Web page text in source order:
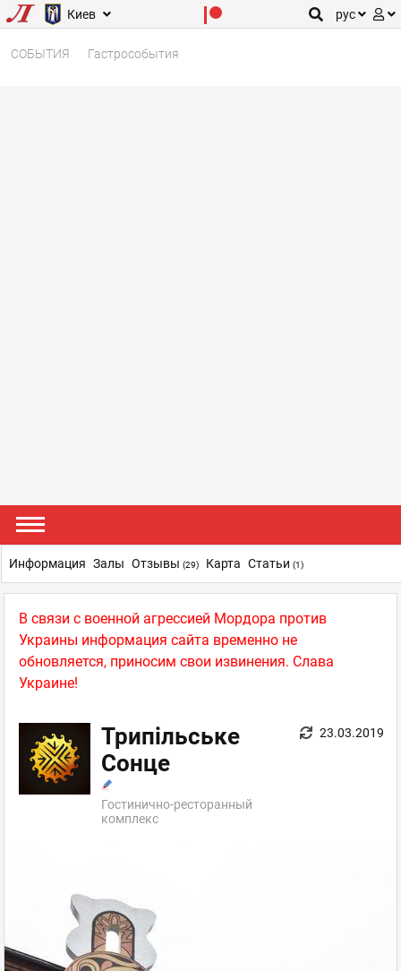
Киев рус
СОБЫТИЯ Гастрособытия
В связи с военной агрессией Мордора против
Украины информация сайта временно не
обновляется, приносим свои извинения. Слава
Украине!
Трипільське
Сонце
Гостинично-ресторанный
комплекс
23.03.2019
Информация Залы Отзывы (29) Карта Статьи (1)